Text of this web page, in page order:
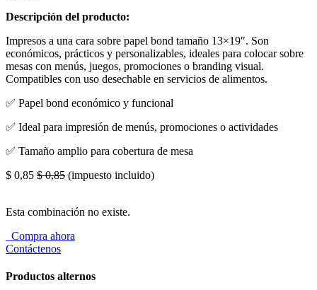
Descripción del producto:
Impresos a una cara sobre papel bond tamaño 13×19″. Son
económicos, prácticos y personalizables, ideales para colocar sobre
mesas con menús, juegos, promociones o branding visual.
Compatibles con uso desechable en servicios de alimentos.
✅ Papel bond económico y funcional
✅ Ideal para impresión de menús, promociones o actividades
✅ Tamaño amplio para cobertura de mesa
$ 0,85 $0,85 (impuesto incluido)
Esta combinación no existe.
Compra ahora
Contáctenos
Productos alternos